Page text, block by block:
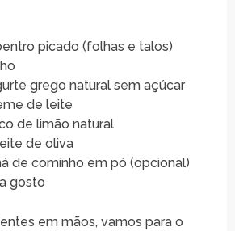
picado (folhas e talos)
grego natural sem açúcar
de leite
de limão natural
de oliva
de cominho em pó (opcional)
gosto
em mãos, vamos para o